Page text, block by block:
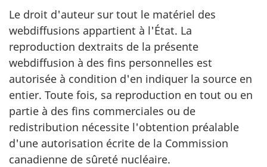
Le droit d'auteur sur tout le matériel des
webdiffusions appartient à l'État. La
reproduction dextraits de la présente
webdiffusion à des fins personnelles est
autorisée à condition d'en indiquer la source en
entier. Toute fois, sa reproduction en tout ou en
partie à des fins commerciales ou de
redistribution nécessite l'obtention préalable
d'une autorisation écrite de la Commission
canadienne de sûreté nucléaire.